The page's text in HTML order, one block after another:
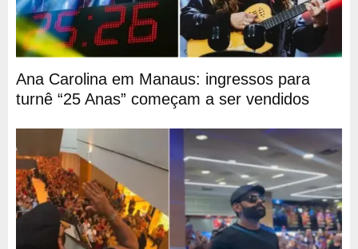
Ana Carolina em Manaus: ingressos para
turnê “25 Anas” começam a ser vendidos